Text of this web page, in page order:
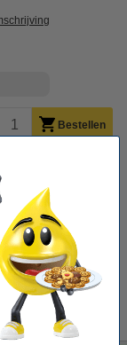
Bestellen
huismerk te